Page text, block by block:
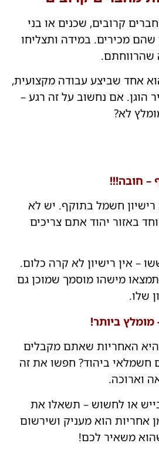
קרובים, שכנים או בני
מכירים. במידה ותצליחו
שהרווחתם.
אחד שביצע עבודה מקצועית,
הוגן. אם נחשוב על זה רגע –
לא?
– חובה!!!
חשמל בתוקף. יש לא
באזור יהוד אתם צריכים
– אין רישיון לא קרה כלום.
מישהו מוסמך שמוכן גם
שלו.
ביותר!
האחריות שאתם מקבלים
חשמלאי ביהוד? חפשו את זה
וארוכה.
או לחשוש – תשאלו את
אחריות הוא מעניק ושירשום
משאיר לכם!